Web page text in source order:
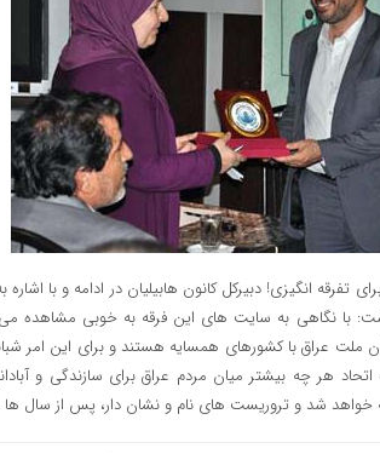
تفرقه انگیزی! دبیرکل کانون هابیلیان در ادامه و با
با نگاهی به سایت های این فرقه به خوبی مشاهده
ملت عراق با کشورهای همسایه هستند و برای این امر
اتحاد هر چه بیشتر میان مردم عراق برای سازندگی و
خواهد شد و تروریست های نام و نشان دار، پس از سال ها